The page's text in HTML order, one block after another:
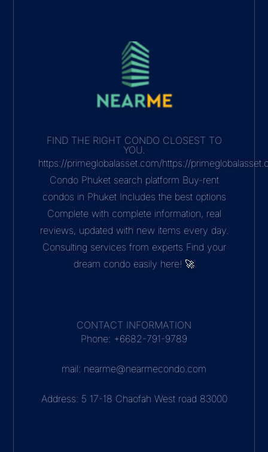
FIND THE RIGHT CONDO CLOSEST TO
YOU.
https://primeglobalasset.com/https://
Condo Phuket search platform Buy-rent
condos in Phuket Includes the best options
Complete with complete information, real
reviews, updated with new items every day.
Consulting services from experts Find your
dream condo easily here! 🚀
CONTACT INFORMATION
Phone: +6682-791-9789
mail: nearme@nearmecondo.com
Address: 5 17-18 Chaofah West road 83000